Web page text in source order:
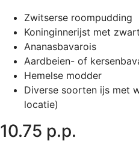
Zwitserse roompudding
Koninginnerijst met
Ananasbavarois
Aardbeien- of
Hemelse modder
Diverse soorten ijs met
locatie)
10.75 p.p.